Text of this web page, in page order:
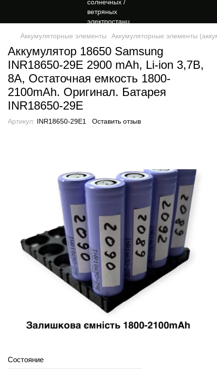
Аккумуляторные элементы Аккумуляторные элементы
Аккумулятор 18650 Samsung
INR18650-29E 2900 mAh, Li-ion 3,7В,
8A, Остаточная емкость 1800-
2100mAh. Оригинал. Батарея
INR18650-29E
Артикул: INR18650-29E1 Оставить отзыв
Состояние